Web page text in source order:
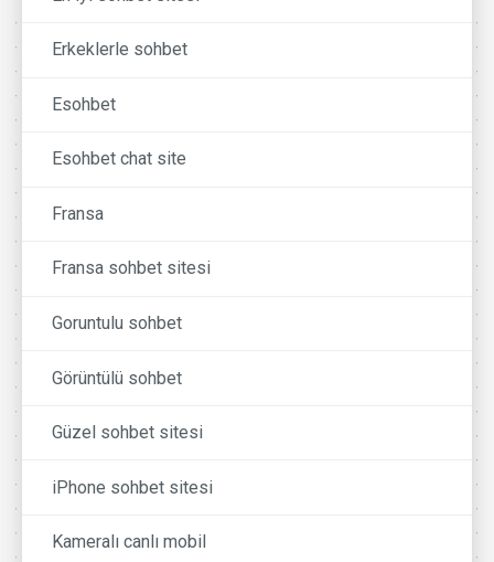
Erkeklerle sohbet
Esohbet
Esohbet chat site
Fransa
Fransa sohbet sitesi
Goruntulu sohbet
Görüntülü sohbet
Güzel sohbet sitesi
iPhone sohbet sitesi
Kameralı canlı mobil